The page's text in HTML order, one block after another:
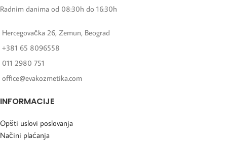
Radnim danima od 08:30h do 16:30h
Hercegovačka 26, Zemun, Beograd
+381 65 8096558
011 2980 751
office@evakozmetika.com
INFORMACIJE
Opšti uslovi poslovanja
Načini plaćanja